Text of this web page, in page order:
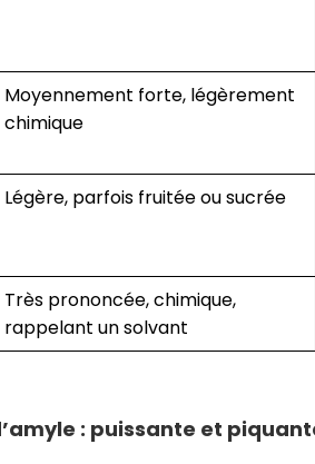
Moyennement forte, légèrement
chimique
Légère, parfois fruitée ou sucrée
Très prononcée, chimique,
rappelant un solvant
: puissante et